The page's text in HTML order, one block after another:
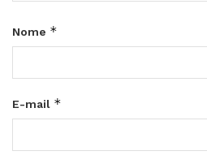
Nome *
E-mail *